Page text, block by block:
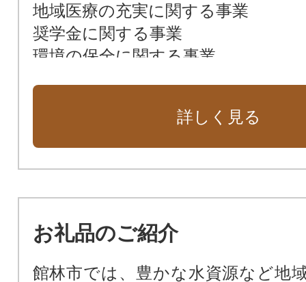
地域医療の充実に関する事業
奨学金に関する事業
環境の保全に関する事業
日本遺産「里沼」に関する事業
認定こども園化に関する事業
アニメツーリズムに関する事業
グ、軟式野球)に関する事業
詳しく見る
お礼品のご紹介
館林市では、豊かな水資源など地